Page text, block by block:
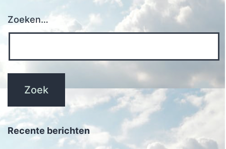
Zoeken…
Recente berichten